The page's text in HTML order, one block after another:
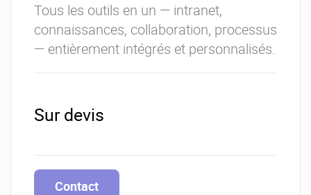
Tous les outils en un — intranet,
connaissances, collaboration, processus
— entièrement intégrés et personnalisés.
Sur devis
Contact